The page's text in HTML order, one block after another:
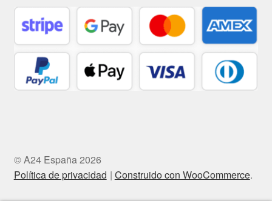
© A24 España 2026
Política de privacidad
Construido con WooCommerce.